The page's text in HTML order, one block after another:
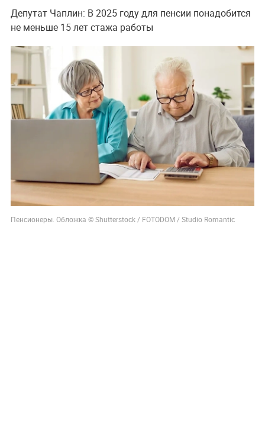
Депутат Чаплин: В 2025 году для пенсии понадобится
не меньше 15 лет стажа работы
Пенсионеры. Обложка © Shutterstock / FOTODOM / Studio Romantic